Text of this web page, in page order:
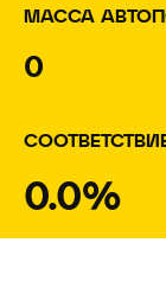
МАССА
0
0.0%